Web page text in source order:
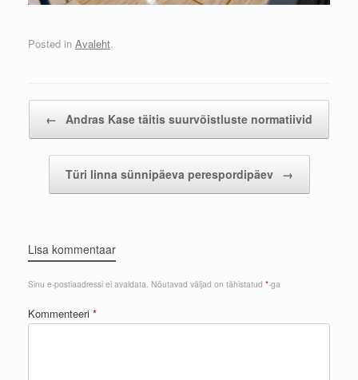
Posted in Avaleht.
← Andras Kase täitis suurvõistluste normatiivid
Türi linna sünnipäeva perespordipäev →
Lisa kommentaar
Sinu e-postiaadressi ei avaldata. Nõutavad väljad on tähistatud *-ga
Kommenteeri *